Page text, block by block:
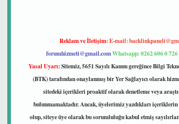
Reklam ve İletişim:E-mail:
forumhizmeti@gmail.comWhatsapp: 0262 606 0 726
Yasal Uyarı:Sitemiz, 5651 Sayılı Kanun gereğince Bilgi
(BTK) tarafından onaylanmış bir Yer Sağlayıcı olarak
sitedeki içerikleri proaktif olarak denetleme veya
bulunmamaktadır. Ancak, üyelerimiz yazdıkları
olup, siteye üye olarak bu sorumluluğu kabul etmiş